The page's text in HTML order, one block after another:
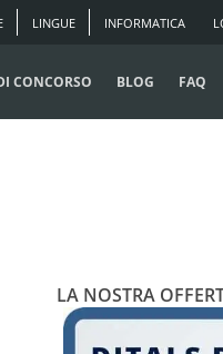
LINGUE INFORMATICA
CONCORSO BLOG FAQ
LA NOSTRA